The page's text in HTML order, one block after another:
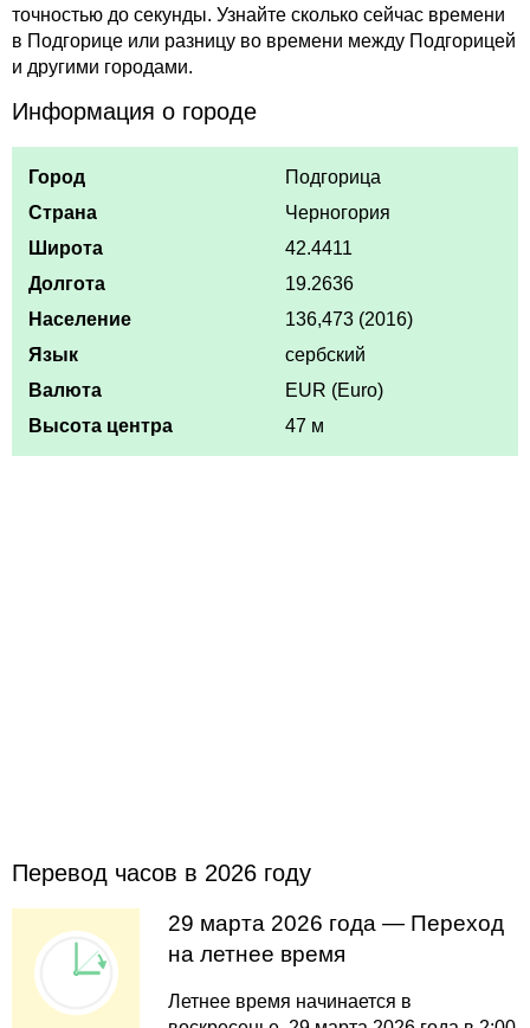
точностью до секунды. Узнайте сколько сейчас времени
в Подгорице или разницу во времени между Подгорицей
и другими городами.
Информация о городе
Город
Подгорица
Страна
Черногория
Широта
42.4411
Долгота
19.2636
Население
136,473 (2016)
Язык
сербский
Валюта
EUR (Euro)
Высота центра
47 м
Перевод часов в 2026 году
29 марта 2026 года — Переход
на летнее время
Летнее время начинается в